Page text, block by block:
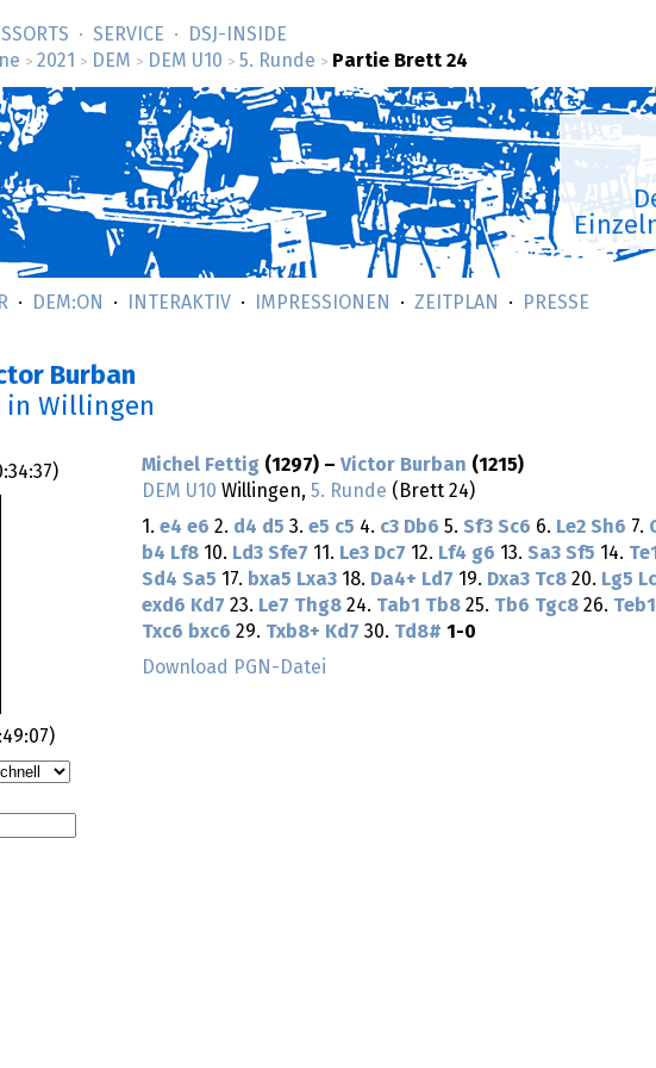
SERVICE
DSJ-­INSIDE
> 2021 > DEM > DEM U10 > 5. Runde > Partie Brett 24
DEM:ON INTERAKTIV IMPRESSIONEN ZEITPLAN PRESSE
Burban
in Willingen
)
)
Michel Fettig (1297) – Victor Burban (1215)
DEM U10 Willingen, 5. Runde (Brett 24)
1. e4 e6 2. d4 d5 3. e5 c5 4. c3 Db6 5. Sf3 Sc6 6. Le2 Sh6 7.
b4 Lf8 10. Ld3 Sfe7 11. Le3 Dc7 12. Lf4 g6 13. Sa3 Sf5 14. Te1
Sd4 Sa5 17. bxa5 Lxa3 18. Da4+ Ld7 19. Dxa3 Tc8 20. Lg5
exd6 Kd7 23. Le7 Thg8 24. Tab1 Tb8 25. Tb6 Tgc8 26. Teb1
Txc6 bxc6 29. Txb8+ Kd7 30. Td8# 1-0
Download PGN-Datei